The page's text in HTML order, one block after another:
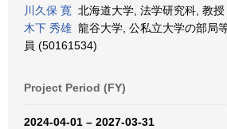
川久保 寛 北海道大学, 法学研究科, 教
木下 秀雄 龍谷大学, 公私立大学の部局
員 (50161534)
Project Period (FY)
2024-04-01 – 2027-03-31